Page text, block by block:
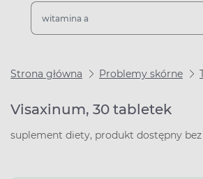
Strona główna Problemy skórne
Visaxinum, 30 tabletek
suplement diety, produkt dostępny